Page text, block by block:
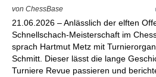
von ChessBase
21.06.2026 – Anlässlich der elften
Schnellschach-Meisterschaft im
sprach Hartmut Metz mit
Schmitt. Dieser lässt die lange
Turniere Revue passieren und